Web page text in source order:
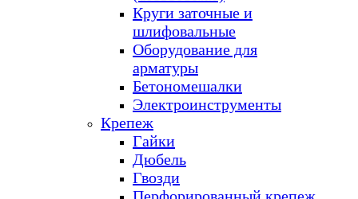
Круги заточные и
шлифовальные
Оборудование для
арматуры
Бетономешалки
Электроинструменты
Крепеж
Гайки
Дюбель
Гвозди